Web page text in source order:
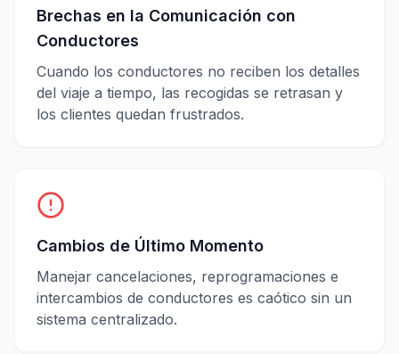
Brechas en la Comunicación con
Conductores
Cuando los conductores no reciben los detalles
del viaje a tiempo, las recogidas se retrasan y
los clientes quedan frustrados.
Cambios de Último Momento
Manejar cancelaciones, reprogramaciones e
intercambios de conductores es caótico sin un
sistema centralizado.